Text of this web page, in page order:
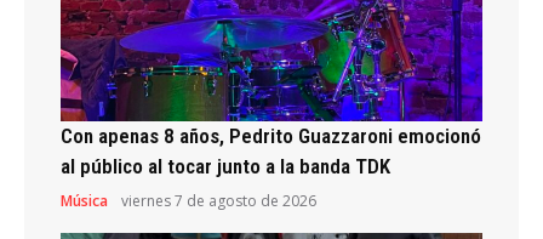
Con apenas 8 años, Pedrito Guazzaroni emocionó
al público al tocar junto a la banda TDK
Música viernes 7 de agosto de 2026